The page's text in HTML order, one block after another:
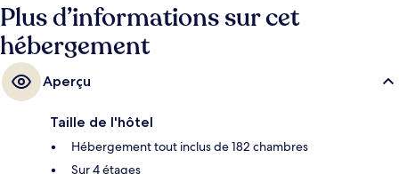
Plus d’informations sur cet
hébergement
Aperçu
Taille de l'hôtel
Hébergement tout inclus de 182 chambres
Sur 4 étages